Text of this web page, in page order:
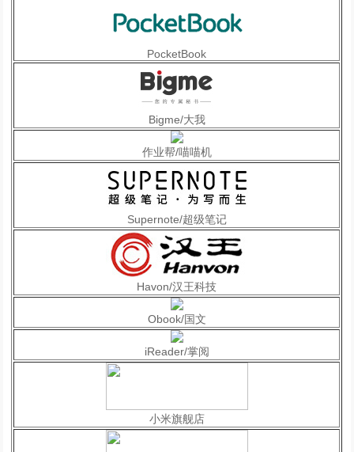
PocketBook
Bigme/大我
作业帮/喵喵机
Supernote/超级笔记
Havon/汉王科技
Obook/国文
iReader/掌阅
小米旗舰店